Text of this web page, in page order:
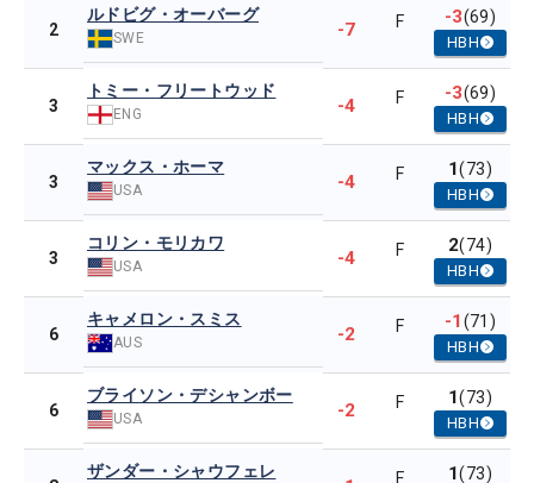
2
ルドビグ・オーバーグ
SWE -7 F -3(69)
HBH
3
トミー・フリートウッド
ENG -4 F -3(69)
HBH
3
マックス・ホーマ
USA -4 F 1(73)
HBH
3
コリン・モリカワ
USA -4 F 2(74)
HBH
6
キャメロン・スミス
AUS -2 F -1(71)
HBH
6
ブライソン・デシャンボー
USA -2 F 1(73)
HBH
ザンダー・シャウフェレ F 1(73)